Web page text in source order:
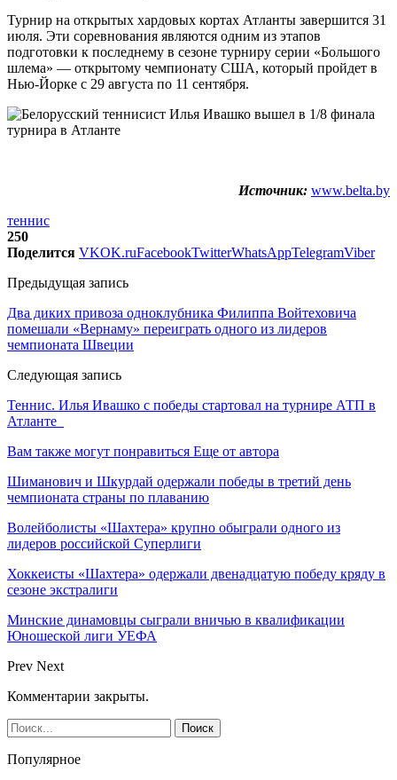
Турнир на открытых хардовых кортах Атланты завершится 31
июля. Эти соревнования являются одним из этапов
подготовки к последнему в сезоне турниру серии «Большого
шлема» — открытому чемпионату США, который пройдет в
Нью-Йорке с 29 августа по 11 сентября.
Источник: www.belta.by
теннис
250
Поделится VKOK.ruFacebookTwitterWhatsAppTelegramViber
Предыдущая запись
Два диких привоза одноклубника Филиппа Войтеховича
помешали «Вернаму» переиграть одного из лидеров
чемпионата Швеции
Следующая запись
Теннис. Илья Ивашко с победы стартовал на турнире АТП в
Атланте
Вам также могут понравиться Еще от автора
Шиманович и Шкурдай одержали победы в третий день
чемпионата страны по плаванию
Волейболисты «Шахтера» крупно обыграли одного из
лидеров российской Суперлиги
Хоккеисты «Шахтера» одержали двенадцатую победу кряду в
сезоне экстралиги
Минские динамовцы сыграли вничью в квалификации
Юношеской лиги УЕФА
Prev Next
Комментарии закрыты.
Популярное